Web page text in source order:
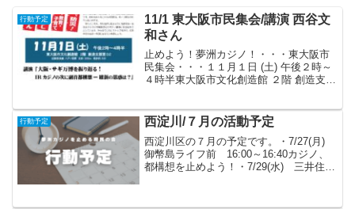
行動予定
11/1 東大阪市民集会/講演 西谷文
和さん
止めよう！夢洲カジノ！・・・東大阪市
民集会・・・１１月１日 (土) 午後２時～
４時半東大阪市文化創造館 ２階 創造支援
（障がい者・学生は無料）会場は土足厳
禁 必...
行動予定 西淀川/７月の活動予定
西淀川区の７月の予定です。・7/27(月)
御幣島ライフ前 16:00～16:40カジノ、
都構想を止めよう！・7/29(水) 三井住友